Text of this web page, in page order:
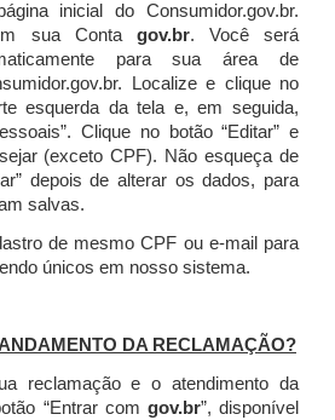
inicial do Consumidor.gov.br.
sua Conta gov.br. Você será
para sua área de
Localize e clique no
esquerda da tela e, em seguida,
Clique no botão “Editar” e
(exceto CPF). Não esqueça de
depois de alterar os dados, para
salvas.
de mesmo CPF ou e-mail para
únicos em nosso sistema.
DA RECLAMAÇÃO?
reclamação e o atendimento da
“Entrar com gov.br”, disponível